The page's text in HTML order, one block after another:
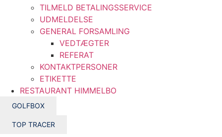
TILMELD BETALINGSSERVICE
UDMELDELSE
GENERAL FORSAMLING
VEDTÆGTER
REFERAT
KONTAKTPERSONER
ETIKETTE
RESTAURANT HIMMELBO
GOLFBOX
TOP TRACER